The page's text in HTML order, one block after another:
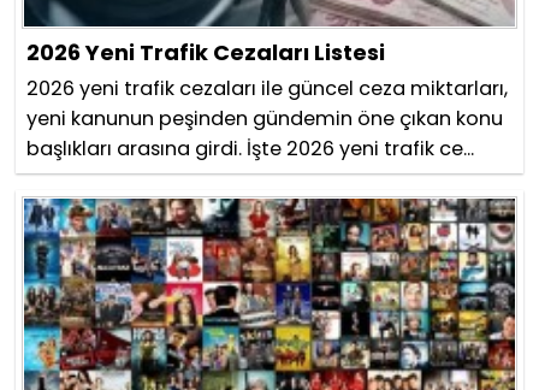
2026 Yeni Trafik Cezaları Listesi
2026 yeni trafik cezaları ile güncel ceza miktarları,
yeni kanunun peşinden gündemin öne çıkan konu
başlıkları arasına girdi. İşte 2026 yeni trafik ce...